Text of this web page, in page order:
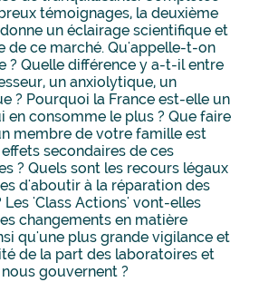
témoignages, la deuxième
un éclairage scientifique et
de ce marché. Qu'appelle-t-on
? Quelle différence y a-t-il entre
un anxiolytique, un
? Pourquoi la France est-elle un
en consomme le plus ? Que faire
membre de votre famille est
secondaires de ces
? Quels sont les recours légaux
d'aboutir à la réparation des
Les 'Class Actions' vont-elles
changements en matière
qu'une plus grande vigilance et
de la part des laboratoires et
gouvernent ?